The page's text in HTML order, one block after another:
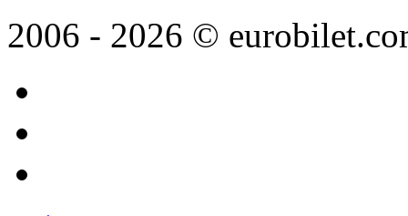
2006 - 2026 ©